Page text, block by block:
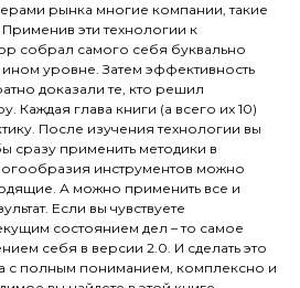
рынка многие компании, такие
эти технологии к
собрал самого себя буквально
уровне. Затем эффективность
доказали те, кто решил
Каждая глава книги (а всего их 10)
После изучения технологии вы
сразу применить методики в
инструментов можно
А можно применить все и
Если вы чувствуете
состоянием дел – то самое
себя в версии 2.0. И сделать это
с полным пониманием, комплексно и